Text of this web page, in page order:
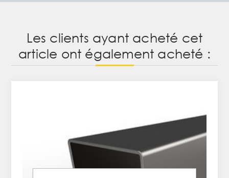
Les clients ayant acheté cet
article ont également acheté :